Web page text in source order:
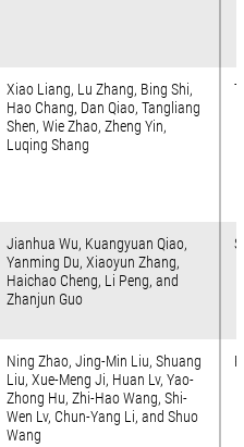
Xiao Liang, Lu Zhang, Bing Shi,
Hao Chang, Dan Qiao, Tangliang
Shen, Wie Zhao, Zheng Yin,
Luqing Shang
Jianhua Wu, Kuangyuan Qiao,
Yanming Du, Xiaoyun Zhang,
Haichao Cheng, Li Peng, and
Zhanjun Guo
Ning Zhao, Jing-Min Liu, Shuang
Liu, Xue-Meng Ji, Huan Lv, Yao-
Zhong Hu, Zhi-Hao Wang, Shi-
Wen Lv, Chun-Yang Li, and Shuo
Wang